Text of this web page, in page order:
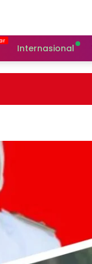
Internasional